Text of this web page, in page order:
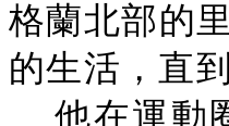
格蘭北部的
的生活，直
他在運動